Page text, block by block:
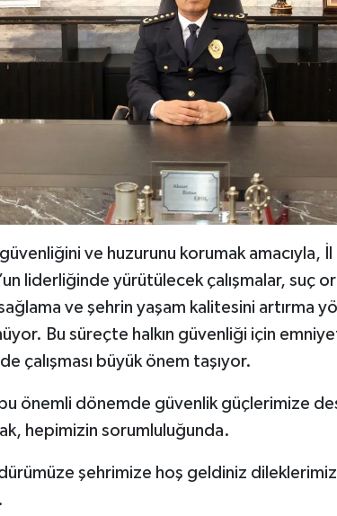
ve huzurunu korumak amacıyla,
liderliğinde yürütülecek çalışmalar, suç
ve şehrin yaşam kalitesini artırma
Bu süreçte halkın güvenliği için
çalışması büyük önem taşıyor.
önemli dönemde güvenlik güçlerimize
hepimizin sorumluluğunda.
şehrimize hoş geldiniz